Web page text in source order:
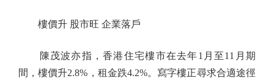
樓價升 股市旺 企業落戶
陳茂波亦指，香港住宅樓市在去年1月至11月期
間，樓價升2.8%，租金跌4.2%。寫字樓正尋求合適途徑